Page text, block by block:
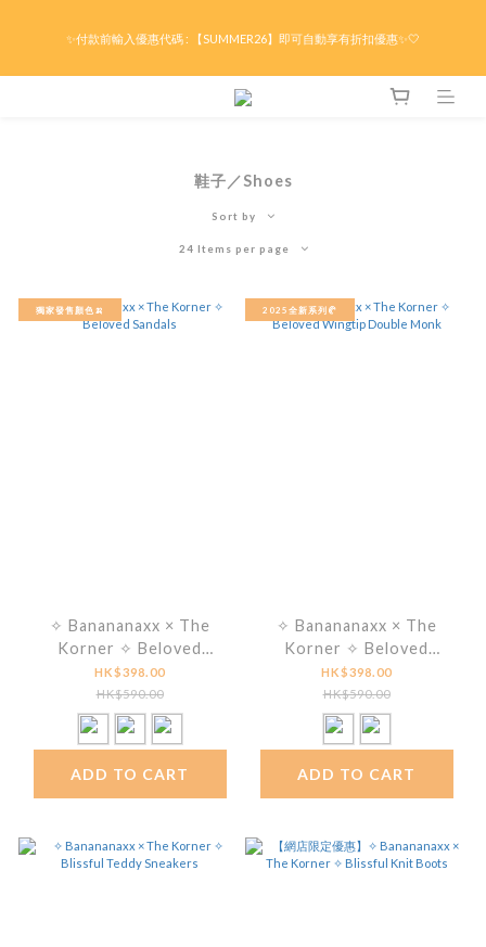
✨付款前輸入優惠代碼 : 【SUMMER26】即可自動享有折扣優惠✨🤍
限時折後滿HK$299京東免運 / 折後滿HK$599港澳順豐免運🚚每天3pm前下單現貨最
鞋子／Shoes
Sort by
24 Items per page
獨家發售顏色🍌
✧ Banananaxx × The
Korner ✧ Beloved
Sandals
HK$398.00
HK$590.00
ADD TO CART
2025全新系列🥐
✧ Banananaxx × The
Korner ✧ Beloved
Wingtip Double Monk
HK$398.00
HK$590.00
ADD TO CART